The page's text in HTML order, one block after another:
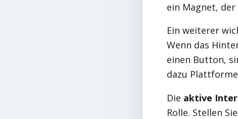
ein Magnet,
Ein weiterer
Wenn das
einen Button,
dazu
Die aktive
Rolle. Stellen